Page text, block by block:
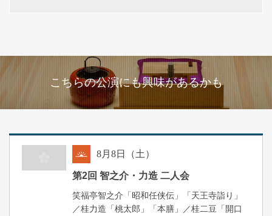
こちらの公演にも興味があるかも
8月8日（土）
第2回 智之介・力造 二人会
笑福亭智之介「昭和任侠伝」「天王寺詣り」
／桂力造「桃太郎」「本膳」／桂二豆「開口